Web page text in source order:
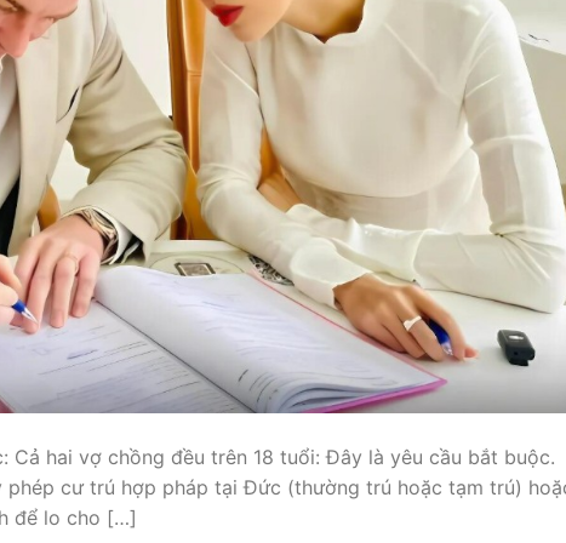
hai vợ chồng đều trên 18 tuổi: Đây là yêu cầu bắt buộc.
cư trú hợp pháp tại Đức (thường trú hoặc tạm trú)
để lo cho […]